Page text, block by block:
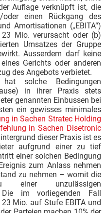
Auflage verknüpft ist, die
einen Rückgang des
Amortisationen („EBITA“)
Mio. verursacht oder (b)
Umsatzes der Gruppe
Ausserdem darf keine
Gerichts oder anderen
des Angebots verbietet.
hat solche Bedingungen
in ihrer Praxis stets
genannten Einbussen bei
ein gewisses minimales
in Sachen Stratec Holding
in Sachen Disetronic
dieser Praxis ist es
aufgrund einer zu tief
einer solchen Bedingung
zum Anlass nehmen
zu nehmen – womit die
einer unzulässigen
Die im vorliegenden Fall
Mio. auf Stufe EBITA und